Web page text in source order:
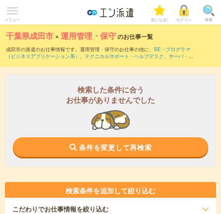
メニュー 気になる! ログイン 検索
千葉県成田市 ×運用管理・保守のお仕事一覧
成田市の派遣のお仕事情報です。運用管理・保守のお仕事の他に、 SE・プログラマ
（ビジネスアプリケーション系） 、 テクニカルサポート・ヘルプデスク 、 サーバ・ネ
保守のお仕事とは？とは？
検索した条件に合う
お仕事がありませんでした
条件を変更して再検索
検索条件を追加して絞り込む
こだわりでお仕事情報を絞り込む